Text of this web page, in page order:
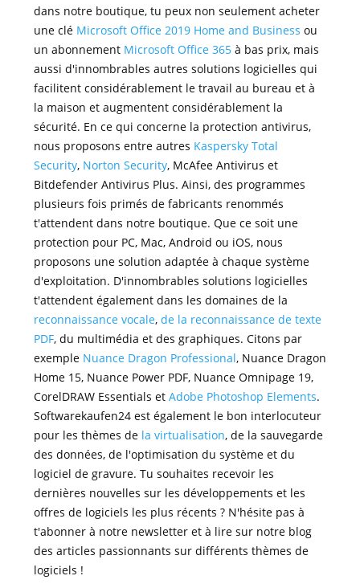
dans notre boutique, tu peux non seulement acheter
une clé Microsoft Office 2019 Home and Business ou
un abonnement Microsoft Office 365à bas prix, mais
aussi d'innombrables autres solutions logicielles qui
facilitent considérablement le travail au bureau et à
la maison et augmentent considérablement la
sécurité. En ce qui concerne la protection antivirus,
nous proposons entre autres Kaspersky Total
Security, Norton Security, McAfee Antivirus et
Bitdefender Antivirus Plus. Ainsi, des programmes
plusieurs fois primés de fabricants renommés
t'attendent dans notre boutique. Que ce soit une
protection pour PC, Mac, Android ou iOS, nous
proposons une solution adaptée à chaque système
d'exploitation. D'innombrables solutions logicielles
t'attendent également dans les domaines de la
reconnaissance vocale, de la reconnaissance de texte
PDF, du multimédia et des graphiques. Citons par
exemple Nuance Dragon Professional, Nuance Dragon
Home 15, Nuance Power PDF, Nuance Omnipage 19,
CorelDRAW Essentials et Adobe Photoshop Elements.
Softwarekaufen24 est également le bon interlocuteur
pour les thèmes de la virtualisation, de la sauvegarde
des données, de l'optimisation du système et du
logiciel de gravure. Tu souhaites recevoir les
dernières nouvelles sur les développements et les
offres de logiciels les plus récents ? N'hésite pas à
t'abonner à notre newsletter et à lire sur notre blog
des articles passionnants sur différents thèmes de
logiciels !